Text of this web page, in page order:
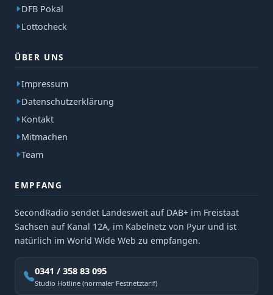
DFB Pokal
Lottocheck
ÜBER UNS
Impressum
Datenschutzerklärung
Kontakt
Mitmachen
Team
EMPFANG
SecondRadio sendet Landesweit auf DAB+ im Freistaat
Sachsen auf Kanal 12A, im Kabelnetz von Pyur und ist
natürlich im World Wide Web zu empfangen.
0341 / 358 83 095
Studio Hotline (normaler Festnetztarif)